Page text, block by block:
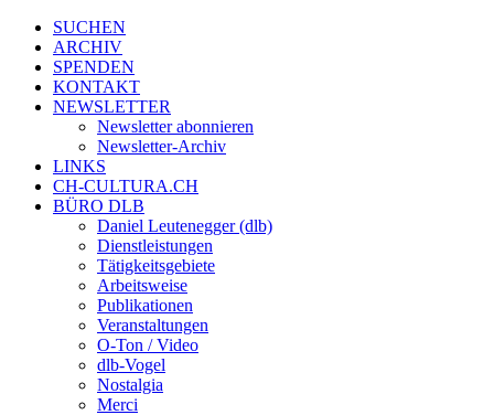
SUCHEN
ARCHIV
SPENDEN
KONTAKT
NEWSLETTER
Newsletter abonnieren
Newsletter-Archiv
LINKS
CH-CULTURA.CH
BÜRO DLB
Daniel Leutenegger (dlb)
Dienstleistungen
Tätigkeitsgebiete
Arbeitsweise
Publikationen
Veranstaltungen
O-Ton / Video
dlb-Vogel
Nostalgia
Merci